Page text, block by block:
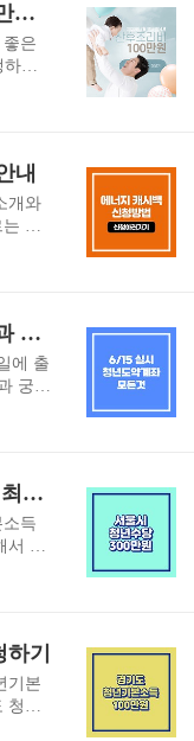
험
운 병
하
. 고
이고
러
하남시 산후조리비 확대 지원 100만원 신청하기
은
하는
니
는
. 온
스
준 현
출
지급
내
개와
물
문
에너
시간
시
을
에
을
6/15 출시 청년도약계좌 가입조건과 Q&A
에 출
궁금
년
세~3
미
에
에는
등
의 가
2023 서울시 청년수당 신청 방법 - 최대 300만원
득
서 안
시
즈에
다.
개월
만원
기
기본
청년
현